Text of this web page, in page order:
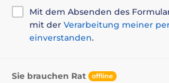
Mit dem Absenden des
mit der Verarbeitung meiner
einverstanden.
Sie brauchen Rat offline